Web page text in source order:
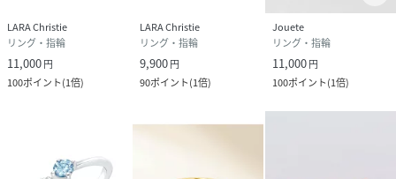
LARA Christie
リング・指輪
11,000円
100ポイント(1倍)
LARA Christie
リング・指輪
9,900円
90ポイント(1倍)
Jouete
リング・指輪
11,000円
100ポイント(1倍)